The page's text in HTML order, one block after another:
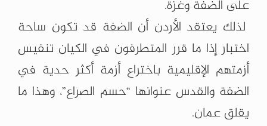
على الضفة وغزة.
لذلك يعتقد الأردن أن الضفة قد تكون ساحة
اختبار إذا ما قرر المتطرفون في الكيان تنفيس
أزمتهم الإقليمية باختراع أزمة أكثر حدية في
الضفة والقدس عنوانها “حسم الصراع”، وهذا ما
يقلق عمان.